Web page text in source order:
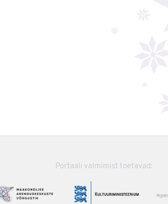
Portaali valmimist toetavad: